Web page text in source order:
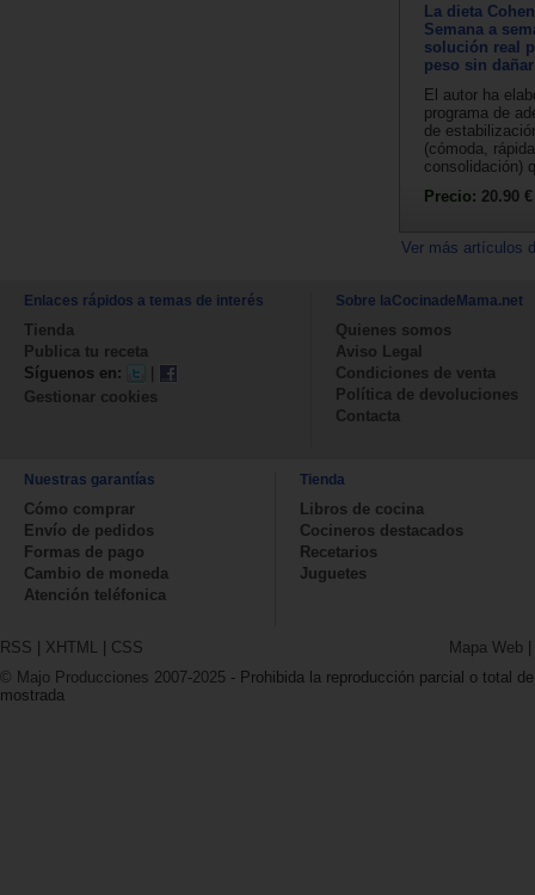
La dieta
Semana a
solución real
peso sin
El autor ha
programa de
de
(cómoda,
consolidación)
Precio: 20.90 €
Ver más artículos
Enlaces rápidos a temas de interés
Tienda
Publica tu receta
Síguenos en:
|
Gestionar cookies
Sobre laCocinadeMama.net
Quienes somos
Aviso Legal
Condiciones de venta
Política de devoluciones
Contacta
Nuestras garantías
Cómo comprar
Envío de pedidos
Formas de pago
Cambio de moneda
Atención teléfonica
Tienda
Libros de cocina
Cocineros destacados
Recetarios
Juguetes
RSS | XHTML | CSS Mapa Web |
© Majo Producciones 2007-2025 - Prohibida la reproducción parcial o total
mostrada